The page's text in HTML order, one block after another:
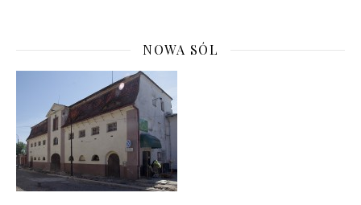
NOWA SÓL